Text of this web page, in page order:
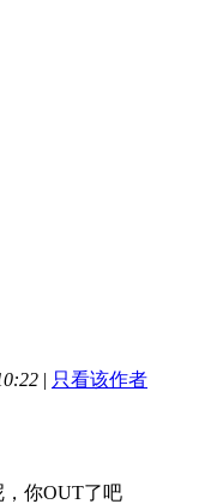
| 只看该作者
你OUT了吧